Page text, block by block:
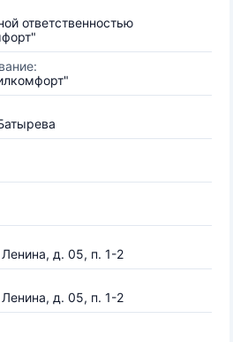
ответственностью
Ленина, д. 05, п. 1-2
Ленина, д. 05, п. 1-2